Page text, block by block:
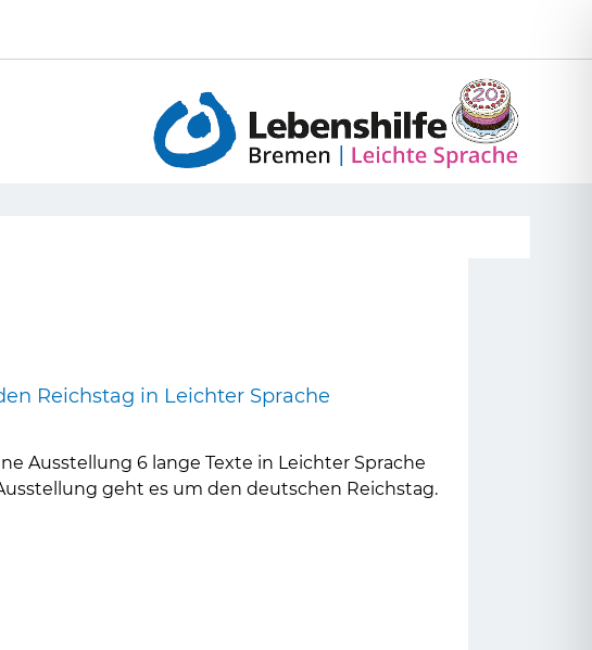
Reichstag in Leichter Sprache
Ausstellung 6 lange Texte in Leichter Sprache
geht es um den deutschen Reichstag.
SeiteSeite Seite